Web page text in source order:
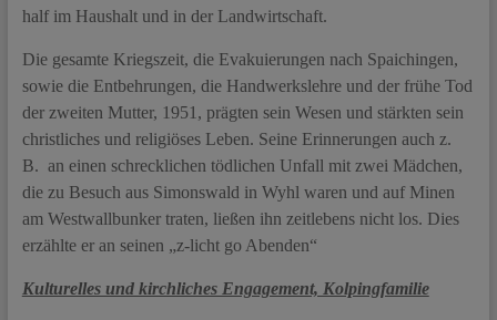
half im Haushalt und in der Landwirtschaft.
Die gesamte Kriegszeit, die Evakuierungen nach Spaichingen,
sowie die Entbehrungen, die Handwerkslehre und der frühe Tod
der zweiten Mutter, 1951, prägten sein Wesen und stärkten sein
christliches und religiöses Leben. Seine Erinnerungen auch z.
B. an einen schrecklichen tödlichen Unfall mit zwei Mädchen,
die zu Besuch aus Simonswald in Wyhl waren und auf Minen
am Westwallbunker traten, ließen ihn zeitlebens nicht los. Dies
erzählte er an seinen „z-licht go Abenden“
Kulturelles und kirchliches Engagement, Kolpingfamilie